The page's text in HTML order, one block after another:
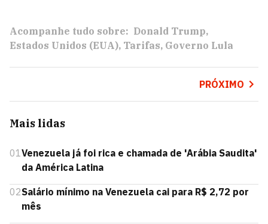
Acompanhe tudo sobre: Donald Trump
Estados Unidos (EUA) Tarifas Governo Lula
PRÓXIMO
Mais lidas
01Venezuela já foi rica e chamada de 'Arábia Saudita'
da América Latina
02Salário mínimo na Venezuela cai para R$ 2,72 por
mês